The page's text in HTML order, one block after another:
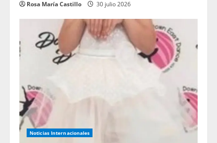
Rosa María Castillo 30 julio 2026
Noticias Internacionales